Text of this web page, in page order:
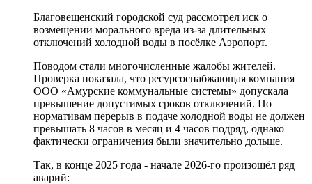
Благовещенский городской суд рассмотрел иск о
возмещении морального вреда из-за длительных
отключений холодной воды в посёлке Аэропорт.
Поводом стали многочисленные жалобы жителей.
Проверка показала, что ресурсоснабжающая компания
ООО «Амурские коммунальные системы» допускала
превышение допустимых сроков отключений. По
нормативам перерыв в подаче холодной воды не должен
превышать 8 часов в месяц и 4 часов подряд, однако
фактически ограничения были значительно дольше.
Так, в конце 2025 года - начале 2026-го произошёл ряд
аварий: